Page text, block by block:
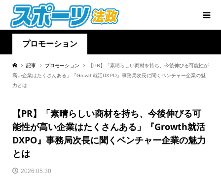
プロモーション
記事 プロモーション
【PR】「素晴らしい商材を持ち、今後伸びる可能性が
高い企業はたくさんある」『Growth就活DXPO』事務局次長に聞くベンチャー企業の魅
力とは
【PR】「素晴らしい商材を持ち、今後伸びる可
能性が高い企業はたくさんある」『Growth就活
DXPO』事務局次長に聞くベンチャー企業の魅力
とは
2026.05.30